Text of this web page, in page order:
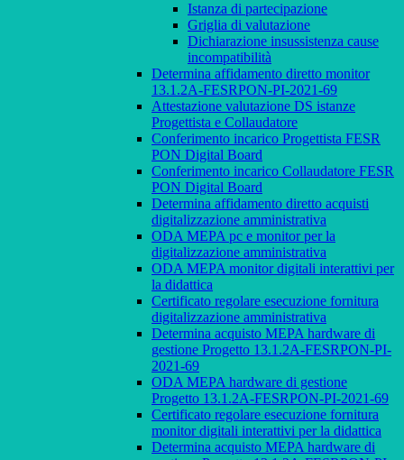
Istanza di partecipazione
Griglia di valutazione
Dichiarazione insussistenza cause
incompatibilità
Determina affidamento diretto monitor
13.1.2A-FESRPON-PI-2021-69
Attestazione valutazione DS istanze
Progettista e Collaudatore
Conferimento incarico Progettista FESR
PON Digital Board
Conferimento incarico Collaudatore FESR
PON Digital Board
Determina affidamento diretto acquisti
digitalizzazione amministrativa
ODA MEPA pc e monitor per la
digitalizzazione amministrativa
ODA MEPA monitor digitali interattivi per
la didattica
Certificato regolare esecuzione fornitura
digitalizzazione amministrativa
Determina acquisto MEPA hardware di
gestione Progetto 13.1.2A-FESRPON-PI-
2021-69
ODA MEPA hardware di gestione
Progetto 13.1.2A-FESRPON-PI-2021-69
Certificato regolare esecuzione fornitura
monitor digitali interattivi per la didattica
Determina acquisto MEPA hardware di